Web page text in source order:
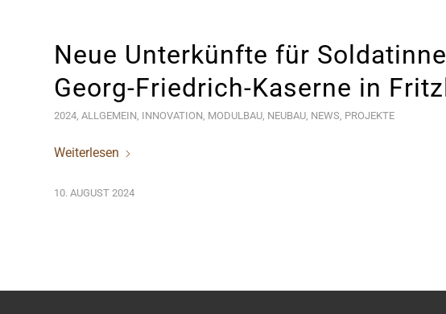
Neue Unterkünfte für
Georg-Friedrich-Kaserne in
2024, ALLGEMEIN, INNOVATION, MODULBAU, NEUBAU, NEWS, PROJEKTE
Weiterlesen
10. AUGUST 2024